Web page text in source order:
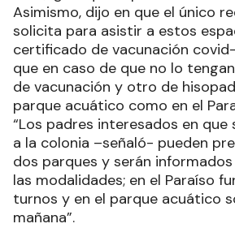
Asimismo, dijo en que el único
solicita para asistir a estos
certificado de vacunación
que en caso de que no lo
de vacunación y otro de
parque acuático como en el
“Los padres interesados en que
a la colonia –señaló- pueden
dos parques y serán
las modalidades; en el Paraíso
turnos y en el parque acuático
mañana”.